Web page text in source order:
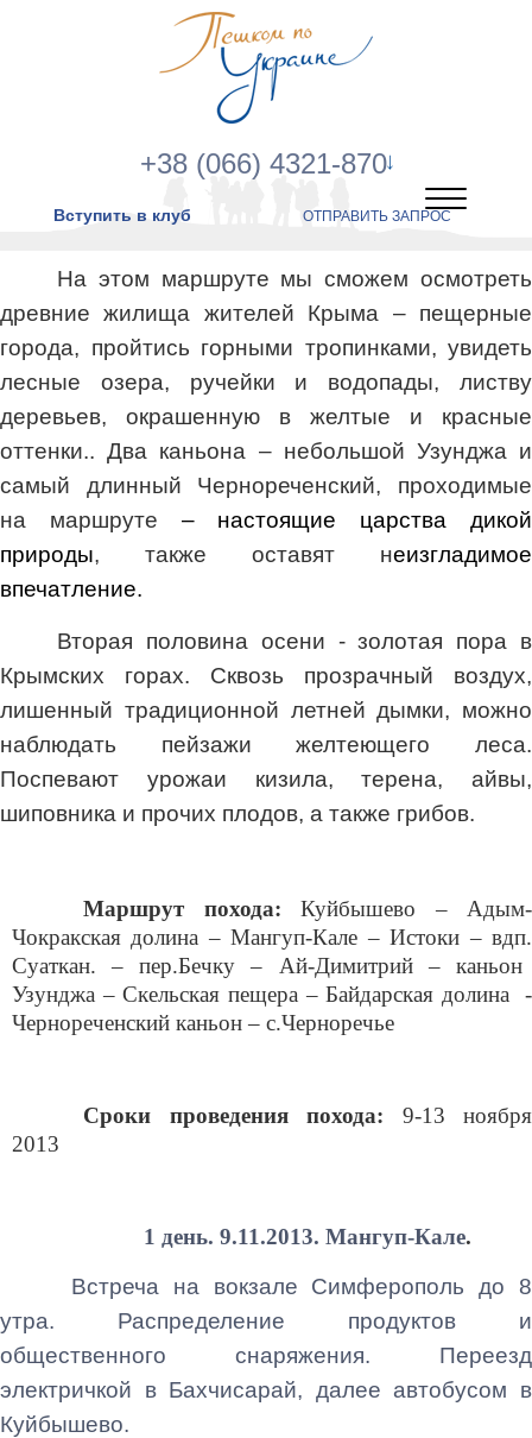
+38 (066) 4321-870
Вступить в клуб ОТПРАВИТЬ ЗАПРОС
На этом маршруте мы сможем осмотреть
древние жилища жителей Крыма – пещерные
города, пройтись горными тропинками, увидеть
лесные озера, ручейки и водопады, листву
деревьев, окрашенную в желтые и красные
оттенки..Два каньона – небольшой Узунджа и
самый длинный Чернореченский, проходимые
на маршруте – настоящие царства дикой
природы, также оставят неизгладимое
впечатление.
Вторая половина осени - золотая пора в
Крымских горах. Сквозь прозрачный воздух,
лишенный традиционной летней дымки, можно
наблюдать пейзажи желтеющего леса.
Поспевают урожаи кизила, терена, айвы,
шиповника и прочих плодов, а также грибов.
Маршрут похода: Куйбышево – Адым-
Чокракская долина – Мангуп-Кале – Истоки – вдп.
Суаткан. – пер.Бечку – Ай-Димитрий – каньон
Узунджа – Скельская пещера – Байдарская долина -
Чернореченский каньон – с.Черноречье
Сроки проведения похода: 9-13 ноября
2013
1 день. 9.11.2013. Мангуп-Кале.
Встреча на вокзале Симферополь до 8
утра. Распределение продуктов и
общественного снаряжения. Переезд
электричкой в Бахчисарай, далее автобусом в
Куйбышево.